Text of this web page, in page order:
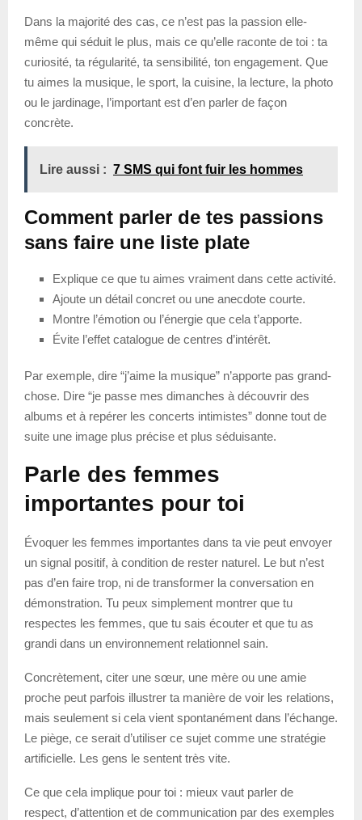
Dans la majorité des cas, ce n’est pas la passion elle-
même qui séduit le plus, mais ce qu’elle raconte de toi : ta
curiosité, ta régularité, ta sensibilité, ton engagement. Que
tu aimes la musique, le sport, la cuisine, la lecture, la photo
ou le jardinage, l’important est d’en parler de façon
concrète.
Lire aussi : 7 SMS qui font fuir les hommes
Comment parler de tes passions
sans faire une liste plate
Explique ce que tu aimes vraiment dans cette activité.
Ajoute un détail concret ou une anecdote courte.
Montre l’émotion ou l’énergie que cela t’apporte.
Évite l’effet catalogue de centres d’intérêt.
Par exemple, dire “j’aime la musique” n’apporte pas grand-
chose. Dire “je passe mes dimanches à découvrir des
albums et à repérer les concerts intimistes” donne tout de
suite une image plus précise et plus séduisante.
Parle des femmes
importantes pour toi
Évoquer les femmes importantes dans ta vie peut envoyer
un signal positif, à condition de rester naturel. Le but n’est
pas d’en faire trop, ni de transformer la conversation en
démonstration. Tu peux simplement montrer que tu
respectes les femmes, que tu sais écouter et que tu as
grandi dans un environnement relationnel sain.
Concrètement, citer une sœur, une mère ou une amie
proche peut parfois illustrer ta manière de voir les relations,
mais seulement si cela vient spontanément dans l’échange.
Le piège, ce serait d’utiliser ce sujet comme une stratégie
artificielle. Les gens le sentent très vite.
Ce que cela implique pour toi : mieux vaut parler de
respect, d’attention et de communication par des exemples